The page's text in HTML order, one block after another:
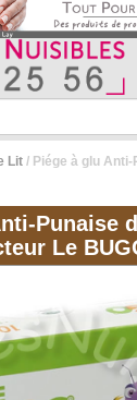
Lit / Piége à glu
Punaise
Le